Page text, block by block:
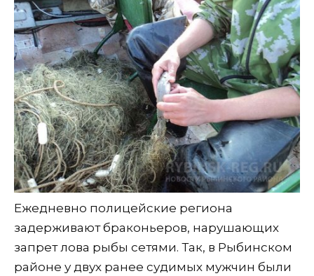
Ежедневно полицейские региона
задерживают браконьеров, нарушающих
запрет лова рыбы сетями. Так, в Рыбинском
районе у двух ранее судимых мужчин были